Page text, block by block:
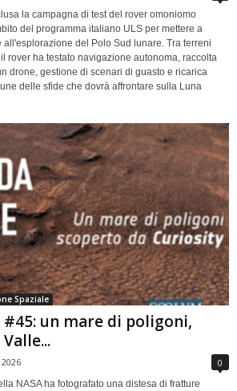
la campagna di test del rover omoniomo
del programma italiano ULS per mettere a
del Polo Sud lunare. Tra terreni
rover ha testato navigazione autonoma, raccolta
drone, gestione di scenari di guasto e ricarica
delle sfide che dovrà affrontare sulla Luna
Spaziale
un mare di poligoni,
0
NASA ha fotografato una distesa di fratture